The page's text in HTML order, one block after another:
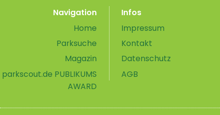
Navigation
Home
Parksuche
Magazin
parkscout.de PUBLIKUMS
AWARD
Infos
Impressum
Kontakt
Datenschutz
AGB